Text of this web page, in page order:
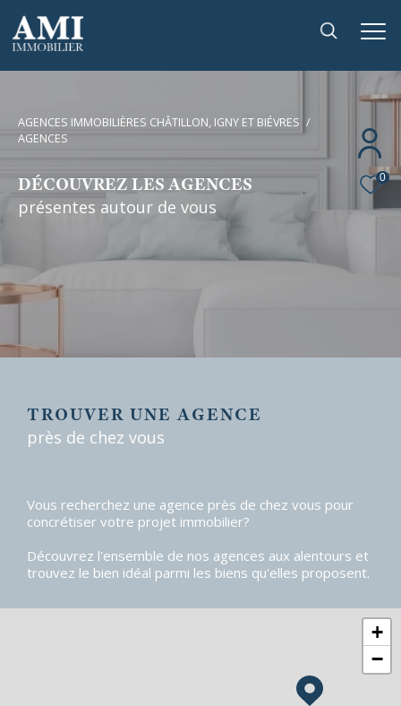
0
AGENCES IMMOBILIÈRES CHÂTILLON, IGNY ET BIÉVRES
AGENCES
DÉCOUVREZ LES AGENCES
présentes autour de vous
TROUVER UNE AGENCE
près de chez vous
Vous recherchez une agence près de chez vous pour
concrétiser votre projet immobilier?
Découvrez l'ensemble de nos agences aux alentours et
trouvez le bien idéal parmi les biens qu'elles proposent.
+
−